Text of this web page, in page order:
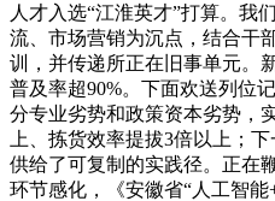
人才入选“江淮英才”打算。我
流、市场营销为沉点，结合干
训，并传递所正在旧事单元。
普及率超90%。下面欢送列位
分专业劣势和政策资本劣势，
上、拣货效率提拔3倍以上；
供给了可复制的实践径。正在
环节感化，《安徽省“人工智